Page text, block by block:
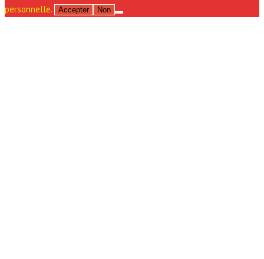
personnelle.
Accepter Non